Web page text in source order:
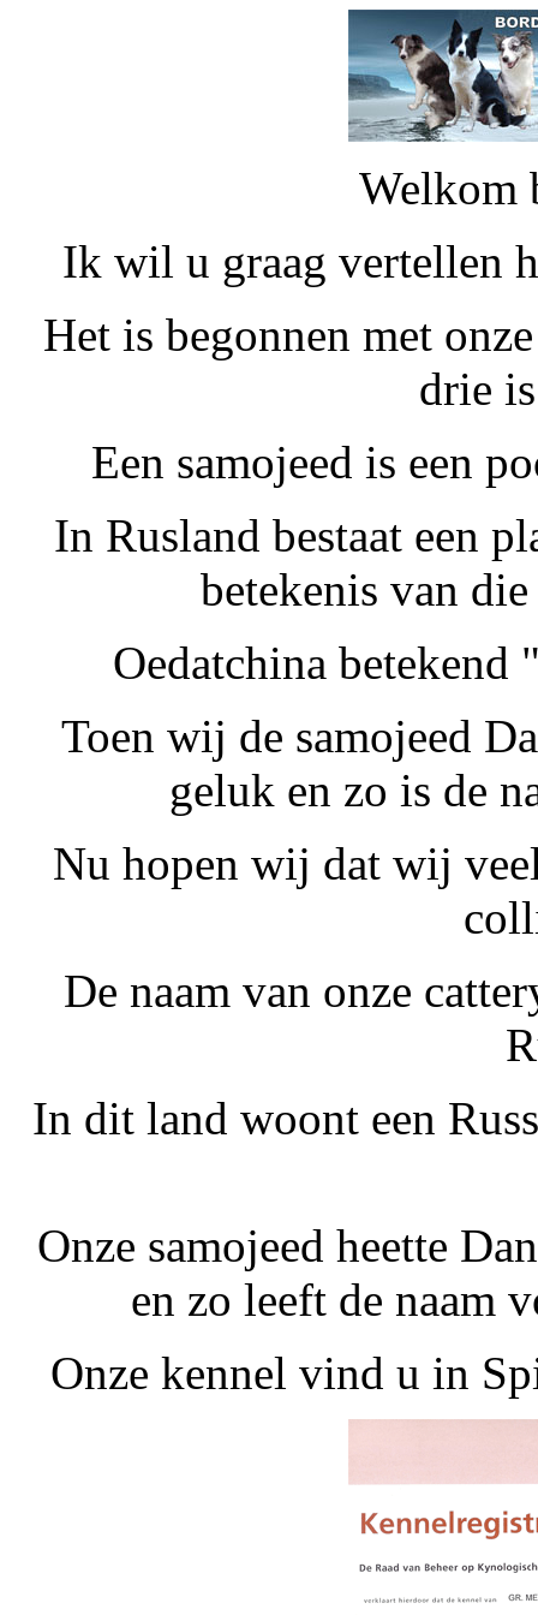
Welkom
Ik wil u graag vertellen
Het is begonnen met
drie
Een samojeed is een
In Rusland bestaat een
betekenis van
Oedatchina betekend
Toen wij de samojeed
geluk en zo is de
Nu hopen wij dat wij
De naam van onze
In dit land woont een
Onze samojeed heette
en zo leeft de naam
Onze kennel vind u in